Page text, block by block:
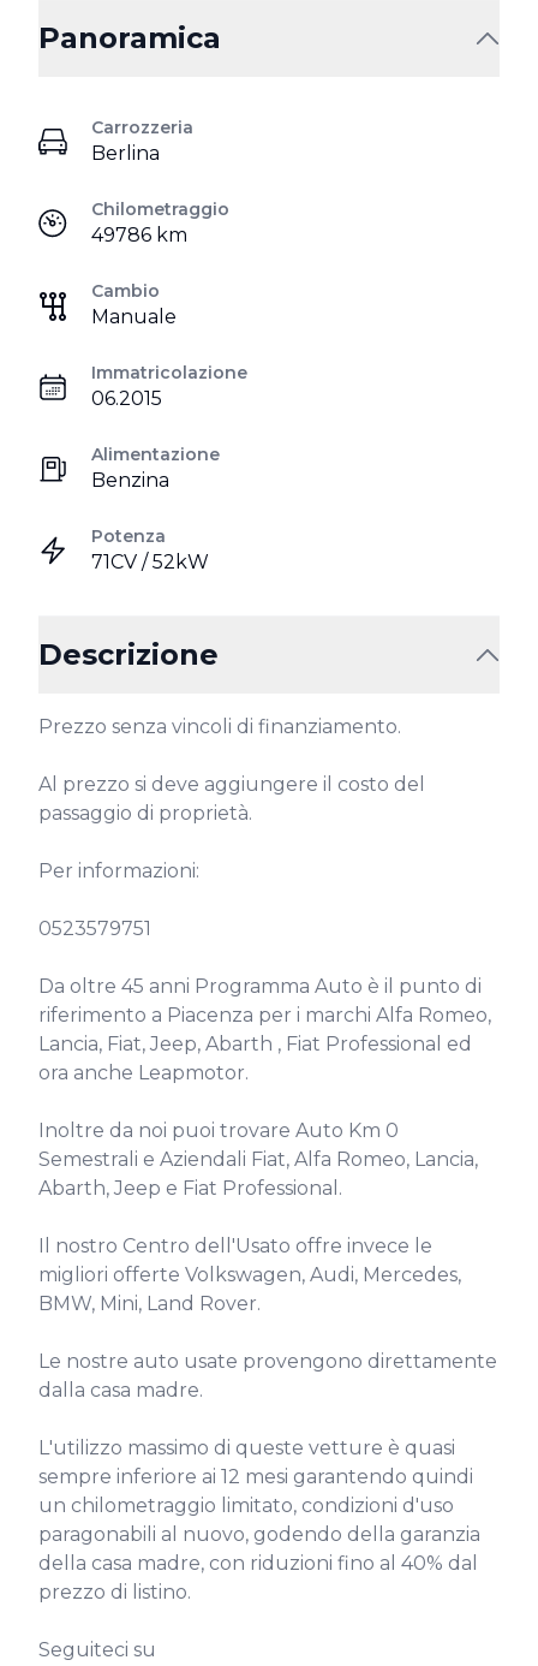
Panoramica
Carrozzeria
Berlina
Chilometraggio
49786 km
Cambio
Manuale
Immatricolazione
06.2015
Alimentazione
Benzina
Potenza
71CV / 52kW
Descrizione
Prezzo senza vincoli di finanziamento.
Al prezzo si deve aggiungere il costo del
passaggio di proprietà.
Per informazioni:
0523579751
Da oltre 45 anni Programma Auto è il punto di
riferimento a Piacenza per i marchi Alfa Romeo,
Lancia, Fiat, Jeep, Abarth , Fiat Professional ed
ora anche Leapmotor.
Inoltre da noi puoi trovare Auto Km 0
Semestrali e Aziendali Fiat, Alfa Romeo, Lancia,
Abarth, Jeep e Fiat Professional.
Il nostro Centro dell'Usato offre invece le
migliori offerte Volkswagen, Audi, Mercedes,
BMW, Mini, Land Rover.
Le nostre auto usate provengono direttamente
dalla casa madre.
L'utilizzo massimo di queste vetture è quasi
sempre inferiore ai 12 mesi garantendo quindi
un chilometraggio limitato, condizioni d'uso
paragonabili al nuovo, godendo della garanzia
della casa madre, con riduzioni fino al 40% dal
prezzo di listino.
Seguiteci su